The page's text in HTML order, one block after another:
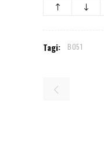
Tagi: B051